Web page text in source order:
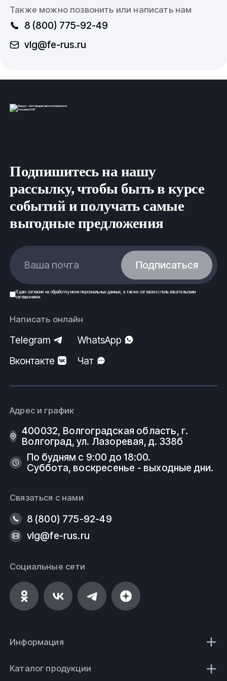
Также можно позвонить или написать нам
8 (800) 775-92-49
vlg@fe-rus.ru
Подпишитесь на нашу
рассылку, чтобы быть в курсе
событий и получать самые
выгодные предложения
Ваша почта Подписаться
Я даю согласие на обработку моих персональных данных , а также согласен спользовательским
соглашением.
Написать онлайн
Telegram
WhatsApp
Вконтакте
Чат
Адрес и график
400032, Волгоградская область, г.
Волгоград, ул. Лазоревая, д. 338б
По будням с 9:00 до 18:00.
Суббота, воскресенье - выходные дни.
Связаться с нами
8 (800) 775-92-49
vlg@fe-rus.ru
Социальные сети
Информация
Каталог продукции